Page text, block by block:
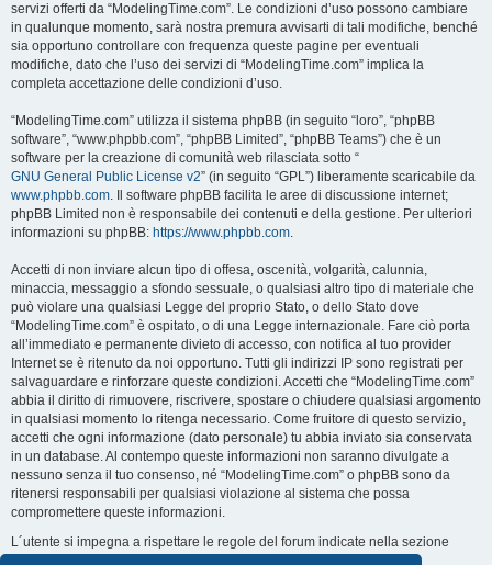
servizi offerti da “ModelingTime.com”. Le condizioni d’uso possono cambiare
in qualunque momento, sarà nostra premura avvisarti di tali modifiche, benché
sia opportuno controllare con frequenza queste pagine per eventuali
modifiche, dato che l’uso dei servizi di “ModelingTime.com” implica la
completa accettazione delle condizioni d’uso.
“ModelingTime.com” utilizza il sistema phpBB (in seguito “loro”, “phpBB
software”, “www.phpbb.com”, “phpBB Limited”, “phpBB Teams”) che è un
software per la creazione di comunità web rilasciata sotto “
GNU General Public License v2” (in seguito “GPL”) liberamente scaricabile da
www.phpbb.com. Il software phpBB facilita le aree di discussione internet;
phpBB Limited non è responsabile dei contenuti e della gestione. Per ulteriori
informazioni su phpBB: https://www.phpbb.com.
Accetti di non inviare alcun tipo di offesa, oscenità, volgarità, calunnia,
minaccia, messaggio a sfondo sessuale, o qualsiasi altro tipo di materiale che
può violare una qualsiasi Legge del proprio Stato, o dello Stato dove
“ModelingTime.com” è ospitato, o di una Legge internazionale. Fare ciò porta
all’immediato e permanente divieto di accesso, con notifica al tuo provider
Internet se è ritenuto da noi opportuno. Tutti gli indirizzi IP sono registrati per
salvaguardare e rinforzare queste condizioni. Accetti che “ModelingTime.com”
abbia il diritto di rimuovere, riscrivere, spostare o chiudere qualsiasi argomento
in qualsiasi momento lo ritenga necessario. Come fruitore di questo servizio,
accetti che ogni informazione (dato personale) tu abbia inviato sia conservata
in un database. Al contempo queste informazioni non saranno divulgate a
nessuno senza il tuo consenso, né “ModelingTime.com” o phpBB sono da
ritenersi responsabili per qualsiasi violazione al sistema che possa
compromettere queste informazioni.
L´utente si impegna a rispettare le regole del forum indicate nella sezione